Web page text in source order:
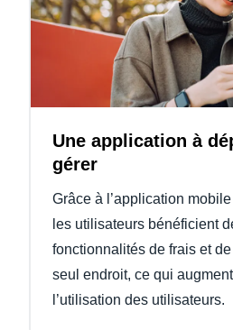
Une application à
gérer
Grâce à l’application
les utilisateurs bénéficient
fonctionnalités de frais et
seul endroit, ce qui
l’utilisation des utilisateurs.